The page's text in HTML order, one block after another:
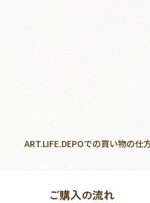
ART.LIFE.DEPOでの買い物の仕
ご購入の流れ